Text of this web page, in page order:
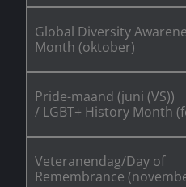
Global Diversity
Month (oktober)
Pride-maand (juni (VS))
/ LGBT+ History Month
Veteranendag/Day of
Remembrance